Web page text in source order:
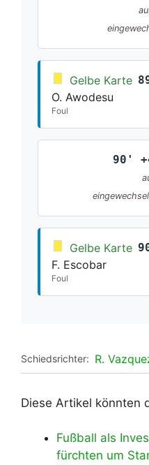
Gelbe Karte
O. Awodesu
Foul
90'
Gelbe Karte
F. Escobar
Foul
Schiedsrichter: R.
Diese Artikel könnten
Fußball als
fürchten um